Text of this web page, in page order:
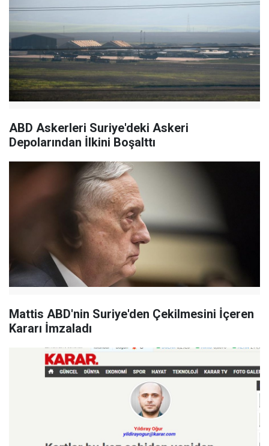
ABD Askerleri Suriye'deki Askeri
Depolarından İlkini Boşalttı
Mattis ABD'nin Suriye'den Çekilmesini İçeren
Kararı İmzaladı